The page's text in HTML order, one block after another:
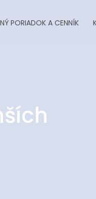
PORIADOK A CENNÍK